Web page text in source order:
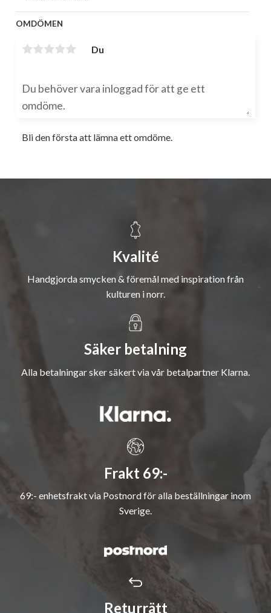
OMDÖMEN
Du
Bli den första att lämna ett omdöme.
Kvalité
Handgjorda smycken & föremål med inspiration från
kulturen i norr.
Säker betalning
Alla betalningar sker säkert via vår betalpartner Klarna.
Frakt 69:-
69:- enhetsfrakt via Postnord för alla beställningar inom
Sverige.
Returrätt